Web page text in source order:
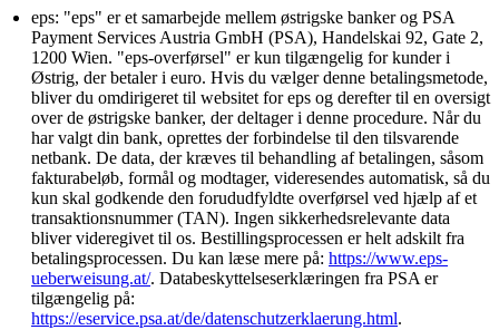
eps: "eps" er et samarbejde mellem østrigske banker og PSA
Payment Services Austria GmbH (PSA), Handelskai 92, Gate 2,
1200 Wien. "eps-overførsel" er kun tilgængelig for kunder i
Østrig, der betaler i euro. Hvis du vælger denne betalingsmetode,
bliver du omdirigeret til websitet for eps og derefter til en oversigt
over de østrigske banker, der deltager i denne procedure. Når du
har valgt din bank, oprettes der forbindelse til den tilsvarende
netbank. De data, der kræves til behandling af betalingen, såsom
fakturabeløb, formål og modtager, videresendes automatisk, så du
kun skal godkende den forududfyldte overførsel ved hjælp af et
transaktionsnummer (TAN). Ingen sikkerhedsrelevante data
bliver videregivet til os. Bestillingsprocessen er helt adskilt fra
betalingsprocessen. Du kan læse mere på: https://www.eps-
ueberweisung.at/. Databeskyttelseserklæringen fra PSA er
tilgængelig på:
https://eservice.psa.at/de/datenschutzerklaerung.html.